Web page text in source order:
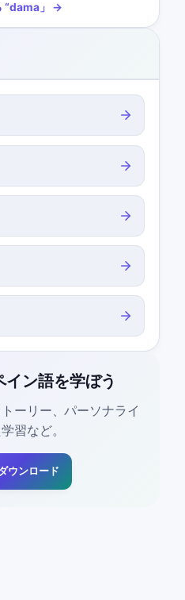
“dama」 →
ン語を学ぼう
ーリー、パーソナライ
習など。
ウンロード